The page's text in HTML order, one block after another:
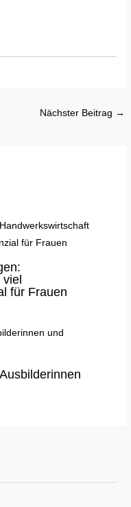
Nächster Beitrag →
viel
für Frauen